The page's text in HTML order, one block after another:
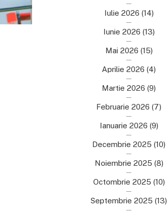
Iulie 2026 (14)
Iunie 2026 (13)
Mai 2026 (15)
Aprilie 2026 (4)
Martie 2026 (9)
Februarie 2026 (7)
Ianuarie 2026 (9)
Decembrie 2025 (10)
Noiembrie 2025 (8)
Octombrie 2025 (10)
Septembrie 2025 (13)